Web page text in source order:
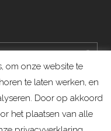
om onze website te
te laten werken, en
Door op akkoord
het plaatsen van alle